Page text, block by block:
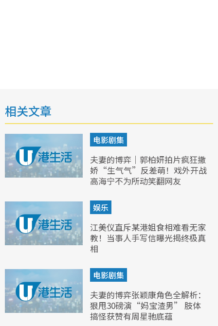
相关文章
电影剧集
夫妻的博弈｜郭柏妍拍片疯狂撒
娇“生气气”反差萌！戏外开战
高海宁不为所动笑翻网友
娱乐
江美仪直斥某港姐食相难看无家
教！当事人手写信曝光揭终极真
相
电影剧集
夫妻的博弈张颖康角色全解析：
狠甩30磅演“妈宝渣男” 肢体
搞怪获赞有周星驰底蕴